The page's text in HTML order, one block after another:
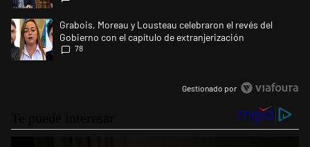
Un artículo de tendencia con el título "Grabois, Moreau y Lousteau
Grabois, Moreau y Lousteau celebraron el revés del
Gobierno con el capítulo de extranjerización
78
Gestionado por